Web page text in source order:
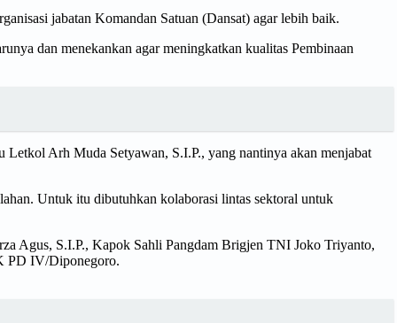
jabatan Komandan Satuan (Dansat) agar lebih baik.
dan menekankan agar meningkatkan kualitas Pembinaan
Letkol Arh Muda Setyawan, S.I.P., yang nantinya akan menjabat
Untuk itu dibutuhkan kolaborasi lintas sektoral untuk
Agus, S.I.P., Kapok Sahli Pangdam Brigjen TNI Joko Triyanto,
PD IV/Diponegoro.